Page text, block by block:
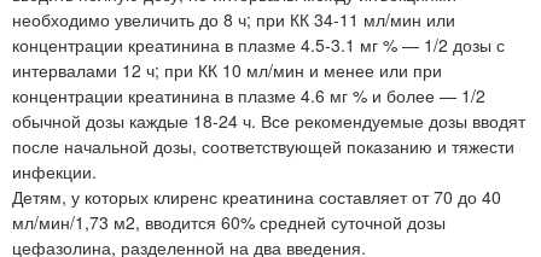
необходимо увеличить до 8 ч; при КК 34-11 мл/мин или
концентрации креатинина в плазме 4.5-3.1 мг % — 1/2 дозы с
интервалами 12 ч; при КК 10 мл/мин и менее или при
концентрации креатинина в плазме 4.6 мг % и более — 1/2
обычной дозы каждые 18-24 ч. Все рекомендуемые дозы вводят
после начальной дозы, соответствующей показанию и тяжести
инфекции.
Детям, у которых клиренс креатинина составляет от 70 до 40
мл/мин/1,73 м2, вводится 60% средней суточной дозы
цефазолина, разделенной на два введения.